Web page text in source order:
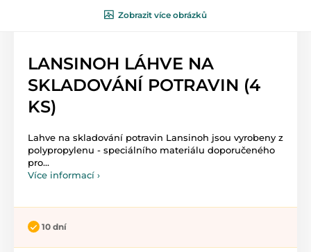
Zobrazit více obrázků
LANSINOH LÁHVE NA
SKLADOVÁNÍ POTRAVIN (4
KS)
Lahve na skladování potravin Lansinoh jsou vyrobeny z
polypropylenu - speciálního materiálu doporučeného
pro...
Více informací ›
10 dní